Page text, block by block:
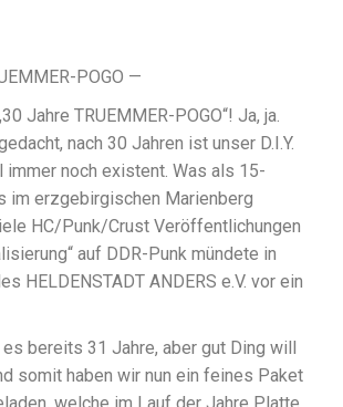
POGO —
Jahre TRUEMMER-POGO“! Ja, ja.
nach 30 Jahren ist unser D.I.Y.
immer noch existent. Was als 15-
im erzgebirgischen Marienberg
HC/Punk/Crust Veröffentlichungen
auf DDR-Punk mündete in
HELDENSTADT ANDERS e.V. vor ein
bereits 31 Jahre, aber gut Ding will
somit haben wir nun ein feines Paket